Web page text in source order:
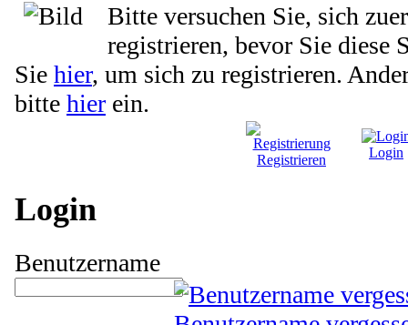
Bitte versuchen Sie, sich
registrieren, bevor Sie diese
Sie hier, um sich zu registrieren.
bitte hier ein.
Registrieren Login
Login
Benutzername